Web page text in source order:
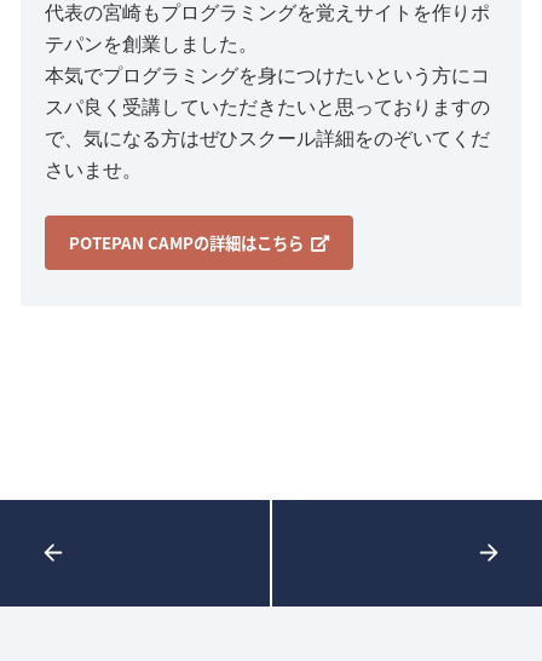
代表の宮崎もプログラミングを覚えサイトを作りポ
テパンを創業しました。
本気でプログラミングを身につけたいという方にコ
スパ良く受講していただきたいと思っておりますの
で、気になる方はぜひスクール詳細をのぞいてくだ
さいませ。
POTEPAN CAMPの詳細はこちら